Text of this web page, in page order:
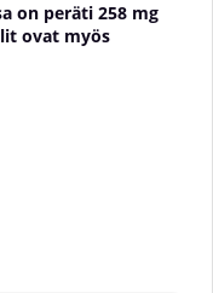
on peräti 258 mg
ovat myös